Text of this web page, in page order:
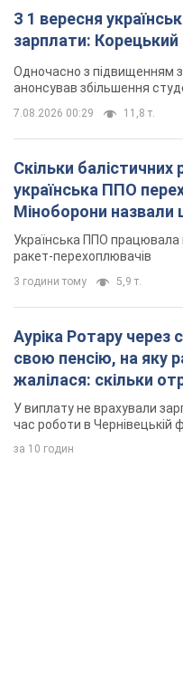
З 1 вересня
зарплати: Корецький
Одночасно з підвищенням
анонсував збільшення
7.08.2026 00:29 11,8 т.
Скільки балістичних
українська ППО
Міноборони назвали
Українська ППО працювала
ракет-перехоплювачів
3 години тому 5,9 т.
Ауріка Ротару через
свою пенсію, на яку
жалілася: скільки
співачка
У виплату не врахували
час роботи в Чернівецькій
за 10 годин